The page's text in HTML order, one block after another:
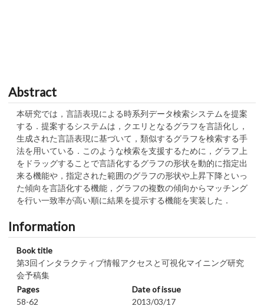
Abstract
本研究では，言語表現による時系列データ検索システムを提案
する．提案するシステムは，クエリとなるグラフを言語化し，
生成された言語表現に基づいて，類似するグラフを検索する手
法を用いている．このような検索を支援するために，グラフ上
をドラッグすることで言語化するグラフの形状を動的に指定出
来る機能や，指定された範囲のグラフの形状や上昇下降といっ
た傾向を言語化する機能，グラフの複数の傾向からマッチング
を行い一致率が高い順に結果を提示する機能を実装した．
Information
Book title
第3回インタラクティブ情報アクセスと可視化マイニング研究
会予稿集
Pages
58-62
Date of issue
2013/03/17